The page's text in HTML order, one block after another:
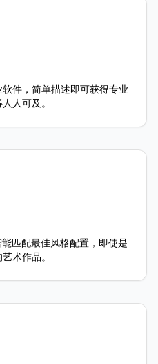
件，简单描述即可获得专业
人可及。
匹配最佳风格配置，即使是
术作品。